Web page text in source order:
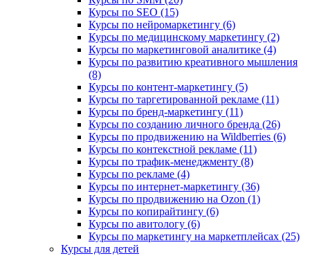
Курсы по SEO (15)
Курсы по нейромаркетингу (6)
Курсы по медицинскому маркетингу (2)
Курсы по маркетинговой аналитике (4)
Курсы по развитию креативного мышления
(8)
Курсы по контент-маркетингу (5)
Курсы по таргетированной рекламе (11)
Курсы по бренд-маркетингу (11)
Курсы по созданию личного бренда (26)
Курсы по продвижению на Wildberries (6)
Курсы по контекстной рекламе (11)
Курсы по трафик-менеджменту (8)
Курсы по рекламе (4)
Курсы по интернет-маркетингу (36)
Курсы по продвижению на Ozon (1)
Курсы по копирайтингу (6)
Курсы по авитологу (6)
Курсы по маркетингу на маркетплейсах (25)
Курсы для детей